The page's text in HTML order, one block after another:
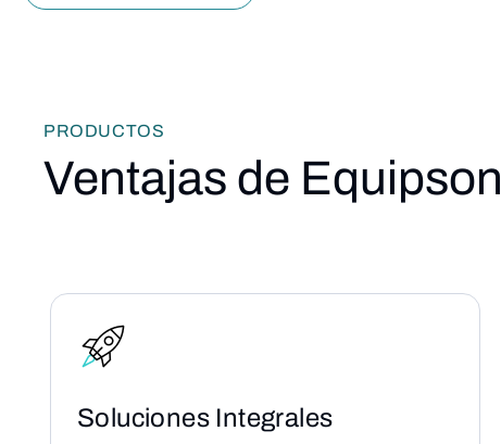
PRODUCTOS
Ventajas de Equipson
Soluciones Integrales